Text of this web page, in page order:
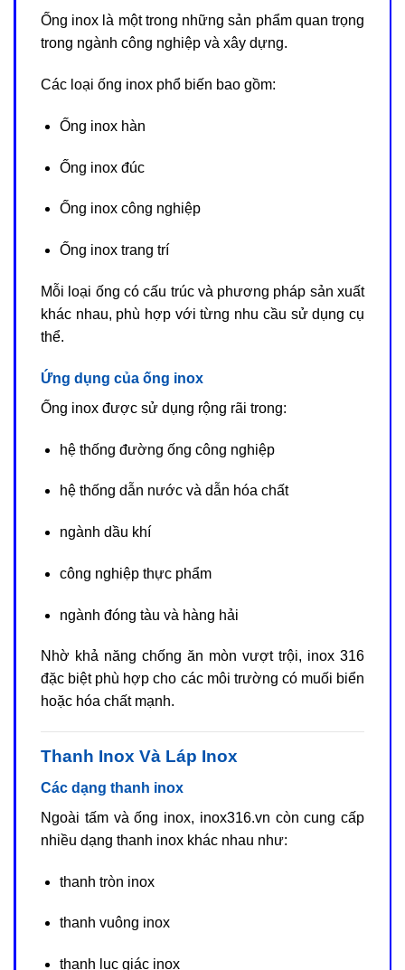
Ống inox là một trong những sản phẩm quan trọng
trong ngành công nghiệp và xây dựng.
Các loại ống inox phổ biến bao gồm:
Ống inox hàn
Ống inox đúc
Ống inox công nghiệp
Ống inox trang trí
Mỗi loại ống có cấu trúc và phương pháp sản xuất
khác nhau, phù hợp với từng nhu cầu sử dụng cụ
thể.
Ứng dụng của ống inox
Ống inox được sử dụng rộng rãi trong:
hệ thống đường ống công nghiệp
hệ thống dẫn nước và dẫn hóa chất
ngành dầu khí
công nghiệp thực phẩm
ngành đóng tàu và hàng hải
Nhờ khả năng chống ăn mòn vượt trội, inox 316
đặc biệt phù hợp cho các môi trường có muối biển
hoặc hóa chất mạnh.
Thanh Inox Và Láp Inox
Các dạng thanh inox
Ngoài tấm và ống inox, inox316.vn còn cung cấp
nhiều dạng thanh inox khác nhau như:
thanh tròn inox
thanh vuông inox
thanh lục giác inox